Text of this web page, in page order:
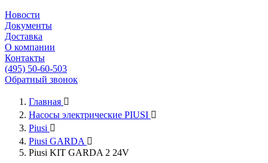
Новости
Документы
Доставка
О компании
Контакты
(495) 50-60-503
Обратный звонок
Главная 
Насосы электрические PIUSI 
Piusi 
Piusi GARDA 
Piusi KIT GARDA 2 24V